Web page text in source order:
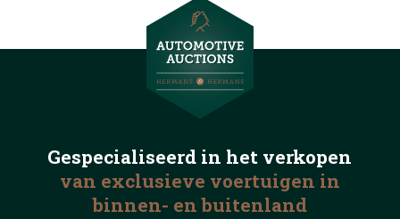
Gespecialiseerd in het verkopen
van exclusieve voertuigen in
binnen- en buitenland